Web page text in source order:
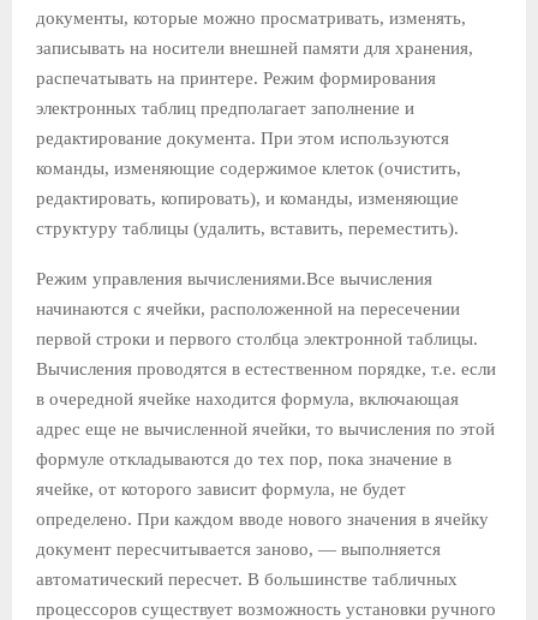
документы, которые можно просматривать, изменять,
записывать на носители внешней памяти для хранения,
распечатывать на принтере. Режим формирования
электронных таблиц предполагает заполнение и
редактирование документа. При этом используются
команды, изменяющие содержимое клеток (очистить,
редактировать, копировать), и команды, изменяющие
структуру таблицы (удалить, вставить, переместить).
Режим управления вычислениями.Все вычисления
начинаются с ячейки, расположенной на пересечении
первой строки и первого столбца электронной таблицы.
Вычисления проводятся в естественном порядке, т.е. если
в очередной ячейке находится формула, включающая
адрес еще не вычисленной ячейки, то вычисления по этой
формуле откладываются до тех пор, пока значение в
ячейке, от которого зависит формула, не будет
определено. При каждом вводе нового значения в ячейку
документ пересчитывается заново, — выполняется
автоматический пересчет. В большинстве табличных
процессоров существует возможность установки ручного